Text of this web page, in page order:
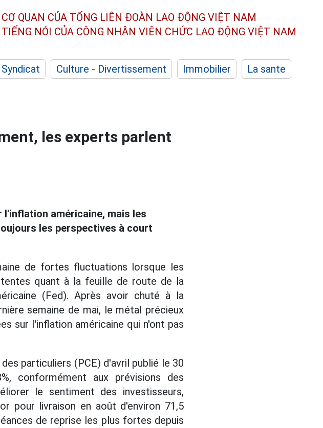
CƠ QUAN CỦA TỔNG LIÊN ĐOÀN LAO ĐỘNG VIỆT NAM
TIẾNG NÓI CỦA CÔNG NHÂN VIÊN CHỨC LAO ĐỘNG VIỆT NAM
Culture - Divertissement Immobilier
La sante
les experts parlent
américaine, mais les
les perspectives à court
de fortes fluctuations lorsque les
quant à la feuille de route de la
(Fed). Après avoir chuté à la
semaine de mai, le métal précieux
sur l'inflation américaine qui n'ont pas
particuliers (PCE) d'avril publié le 30
conformément aux prévisions des
le sentiment des investisseurs,
pour livraison en août d'environ 71,5
de reprise les plus fortes depuis